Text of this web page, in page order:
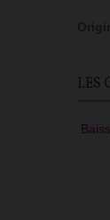
LES